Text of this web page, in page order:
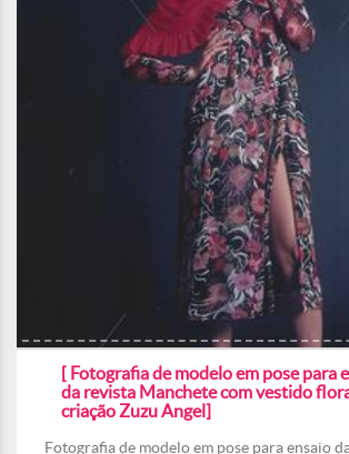
[ Fotografia de modelo em pose para
da revista Manchete com vestido
criação Zuzu Angel]
Fotografia de modelo em pose para ensaio